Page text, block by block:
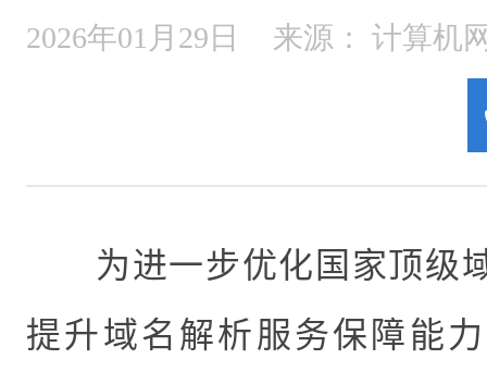
2026年01月29日 来源： 计算机
为进一步优化国家顶级
提升域名解析服务保障能